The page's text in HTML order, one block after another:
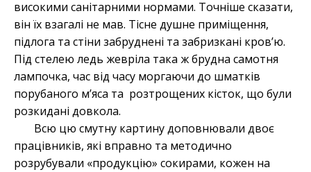
високими санітарними нормами. Точніше сказати,
він їх взагалі не мав. Тісне душне приміщення,
підлога та стіни забруднені та забризкані кров’ю.
Під стелею ледь жевріла така ж брудна самотня
лампочка, час від часу моргаючи до шматків
порубаного м’яса та розтрощених кісток, що були
розкидані довкола.
Всю цю смутну картину доповнювали двоє
працівників, які вправно та методично
розрубували «продукцію» сокирами, кожен на